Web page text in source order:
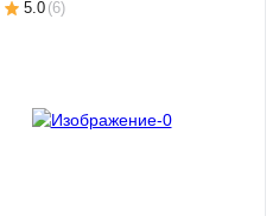
5.0 (6)